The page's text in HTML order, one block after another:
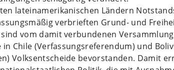
lateinamerikanischen Ländern
verbrieften Grund- und
vom damit verbundenen
Chile (Verfassungsreferendum) und
Volksentscheide bevorstanden. Damit